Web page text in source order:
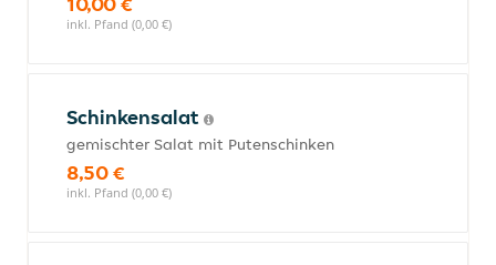
inkl. Pfand (0,00 €)
Schinkensalat
gemischter Salat mit Putenschinken
8,50 €
inkl. Pfand (0,00 €)